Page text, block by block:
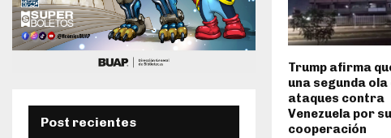
Trump afirma
una segunda ola
ataques contra
Venezuela por su
cooperación
Post recientes